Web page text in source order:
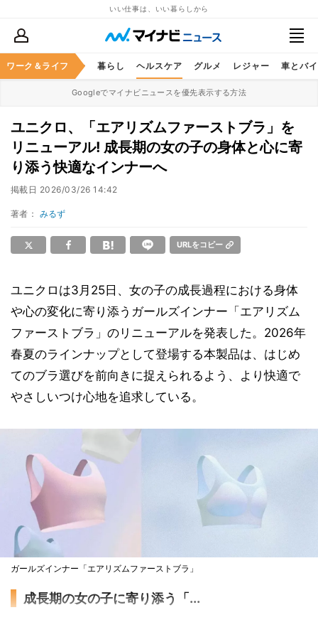
いい仕事は、いい暮らしから
ワーク＆ライフ
ススキル マネー 暮らし ヘルスケア グルメ レジャー 車とバ
Googleでマイナビニュースを優先表示する方法
ユニクロ、「エアリズムファーストブラ」を
リニューアル! 成長期の女の子の身体と心に寄
り添う快適なインナーへ
掲載日 2026/03/26 14:42
著者： みるず
URLをコピー
ユニクロは3月25日、女の子の成長過程における身体
や心の変化に寄り添うガールズインナー「エアリズム
ファーストブラ」のリニューアルを発表した。2026年
春夏のラインナップとして登場する本製品は、はじめ
てのブラ選びを前向きに捉えられるよう、より快適で
やさしいつけ心地を追求している。
ガールズインナー「エアリズムファーストブラ」
成長期の女の子に寄り添う「...